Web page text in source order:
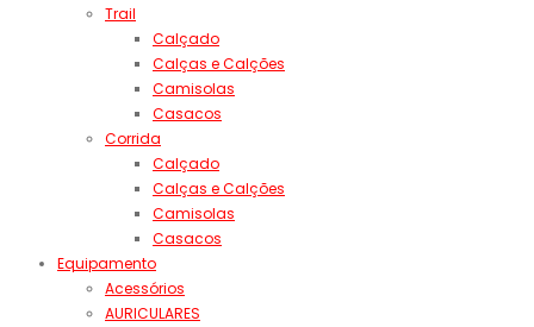
Trail
Calçado
Calças e Calções
Camisolas
Casacos
Corrida
Calçado
Calças e Calções
Camisolas
Casacos
Equipamento
Acessórios
AURICULARES